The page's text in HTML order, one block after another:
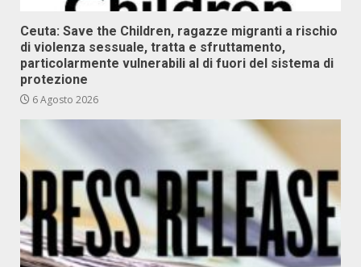
Ceuta: Save the Children, ragazze migranti a rischio
di violenza sessuale, tratta e sfruttamento,
particolarmente vulnerabili al di fuori del sistema di
protezione
6 Agosto 2026